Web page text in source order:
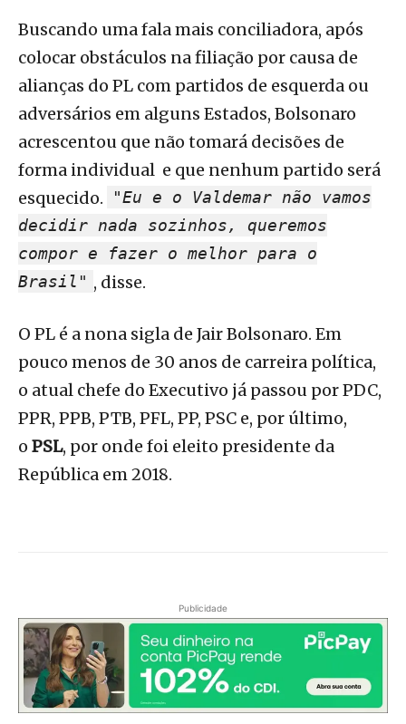
Buscando uma fala mais conciliadora, após
colocar obstáculos na filiação por causa de
alianças do PL com partidos de esquerda ou
adversários em alguns Estados, Bolsonaro
acrescentou que não tomará decisões de
forma individual e que nenhum partido será
esquecido.
"Eu e o Valdemar não vamos
decidir nada sozinhos, queremos
compor e fazer o melhor para o
Brasil" , disse.
O PL é a nona sigla de Jair Bolsonaro. Em
pouco menos de 30 anos de carreira política,
o atual chefe do Executivo já passou por PDC,
PPR, PPB, PTB, PFL, PP, PSC e, por último,
o PSL, por onde foi eleito presidente da
República em 2018.
Publicidade